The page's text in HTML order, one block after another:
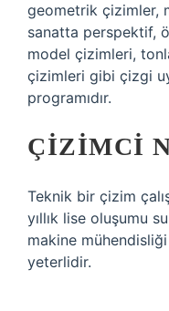
geometrik çizimler,
sanatta perspektif,
model çizimleri,
çizimleri gibi çizgi
programıdır.
ÇIZIMCI
Teknik bir çizim
yıllık lise oluşumu
makine
yeterlidir.